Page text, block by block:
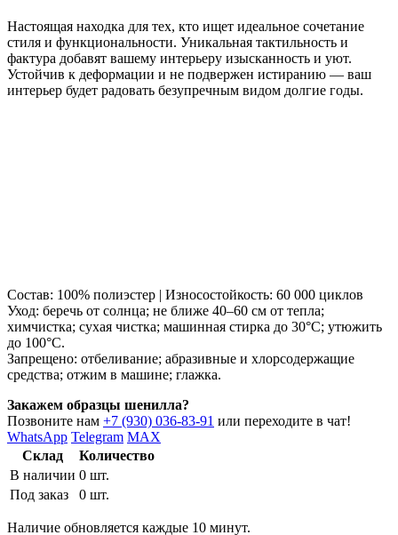
Настоящая находка для тех, кто ищет идеальное сочетание
стиля и функциональности. Уникальная тактильность и
фактура добавят вашему интерьеру изысканность и уют.
Устойчив к деформации и не подвержен истиранию — ваш
интерьер будет радовать безупречным видом долгие годы.
Состав: 100% полиэстер | Износостойкость: 60 000 циклов
Уход: беречь от солнца; не ближе 40–60 см от тепла;
химчистка; сухая чистка; машинная стирка до 30°C; утюжить
до 100°C.
Запрещено: отбеливание; абразивные и хлорсодержащие
средства; отжим в машине; глажка.
Закажем образцы шенилла?
Позвоните нам +7 (930) 036-83-91 или переходите в чат!
WhatsApp Telegram MAX
Склад
Количество
В наличии 0 шт.
Под заказ
0 шт.
Наличие обновляется каждые 10 минут.